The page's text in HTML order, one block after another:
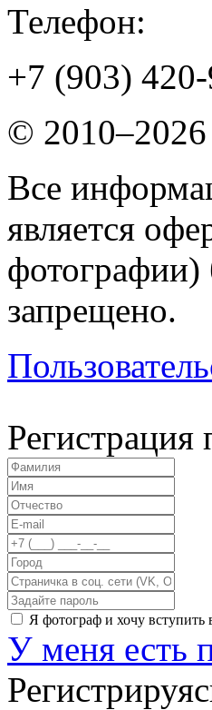
Телефон:
+7 (903)
©
Все
является
фотографии)
запрещено.
Регистрация
Я фотограф и хочу вступить
У меня есть